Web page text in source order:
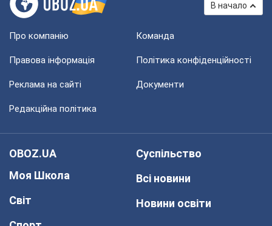
В начало
Про компанію Команда
Правова інформація Політика конфіденційності
Реклама на сайті Документи
Редакційна політика
OBOZ.UA
Моя Школа
Світ
Суспільство
Всі новини
Новини освіти